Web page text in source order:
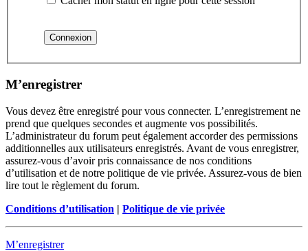
M’enregistrer
Vous devez être enregistré pour vous connecter. L’enregistrement ne
prend que quelques secondes et augmente vos possibilités.
L’administrateur du forum peut également accorder des permissions
additionnelles aux utilisateurs enregistrés. Avant de vous enregistrer,
assurez-vous d’avoir pris connaissance de nos conditions
d’utilisation et de notre politique de vie privée. Assurez-vous de bien
lire tout le règlement du forum.
Conditions d’utilisation | Politique de vie privée
M’enregistrer